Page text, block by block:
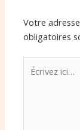
Votre
obligatoires
Écrivez
ici…